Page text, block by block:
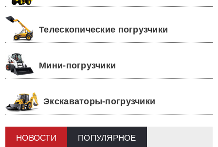
Телескопические погрузчики
Мини-погрузчики
Экскаваторы-погрузчики
НОВОСТИ ПОПУЛЯРНОЕ